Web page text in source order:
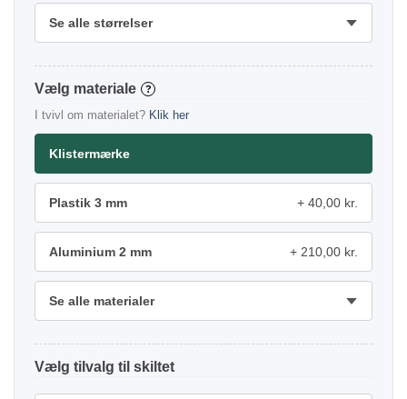
Se alle størrelser
materiale ?
I tvivl om materialet? Klik her
Klistermærke
Plastik 3 mm 40,00 kr.
Aluminium 2 mm 210,00 kr.
Se alle materialer
tilvalg